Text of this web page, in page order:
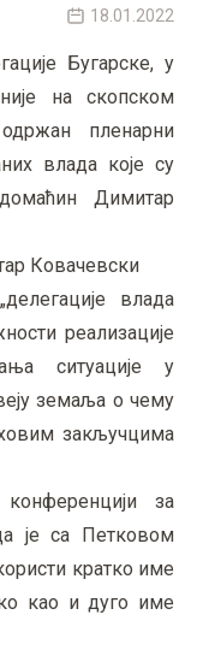
18.01.2022
Бугарске, у
на скопском
пленарни
влада које су
Димитар
Ковачевски
влада
реализације
ситуације у
земаља о чему
закључцима
конференцији за
је са Петковом
кратко име
као и дуго име